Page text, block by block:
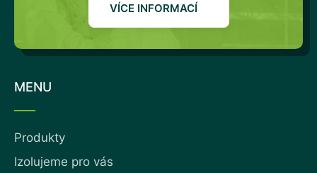
VÍCE INFORMACÍ
MENU
Produkty
Izolujeme pro vás